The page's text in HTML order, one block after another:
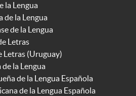
la Lengua
de la Lengua
de la Lengua
Letras
Letras (Uruguay)
la Lengua
de la Lengua Española
de la Lengua Española